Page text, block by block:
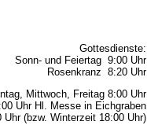
Gottesdienste:
Sonn- und Feiertag 9:00 Uhr
Rosenkranz 8:20 Uhr
Mittwoch, Freitag 8:00 Uhr
Uhr Hl. Messe in Eichgraben
(bzw. Winterzeit 18:00 Uhr)